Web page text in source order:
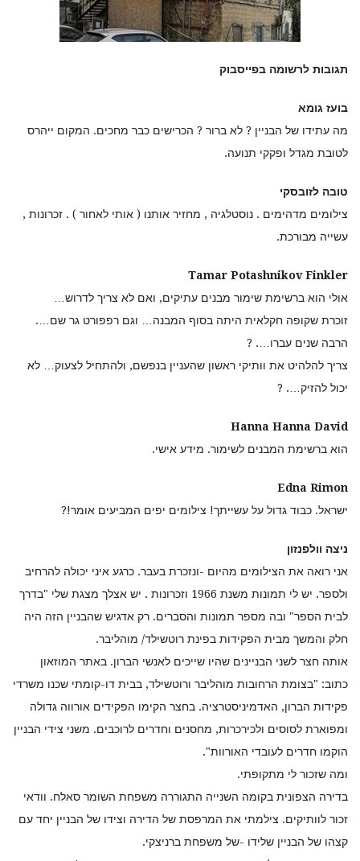
תגובות לרשומה בפייסבוק
בועז גומא
מה עתידו של הבניין ? לא ברור ? הכרישים כבר מחכים. המקום ייהרס
לטובת מגדל ופקקי תנועה.
טובה לזובסקי
צילומים מדהימים . נוסטלגיה , מחזיר אותנו ( אותי לאחור ) . זכרונות ,
עשייה מבורכת.
Tamar Potashnikov Finkler
אולי הוא ברשימת שימור מבנים עתיקים, ואם לא צריך לדרוש…
זוכרת שקופה חקלאית היתה בסוף המבנה… וגם רפפורט גר שם….
הרבה שנים עברו…. ?
צריך להלהיט את וותיקי ראשון שהעניין בנפשם, ולהתחיל לצעוק… לא
יכול להזיק…. ?
Hanna Hanna David
הוא ברשימת המבנים לשימור. מידע אישי.
Edna Rimon
ישראל. כבוד גדול על עשייתך! צילומים יפים המביעים אומר!?
ניצה וולפנזון
אני רואה את הצילומים מהיום -ונזכרת בעבר. כרגע איני יכולה להרחיב
ולספר. יש לי תמונות משנת 1966 וזכרונות . יש אצלך מצגת שלי "בדרך
לבית הספר" ובה מספר תמונות והסברים. רק אדגיש שהבניין הזה היה
חלק והמשך מבית הפקידות בפינת רוטשילד/ מוהליבר.
אותה חצר לשני הבניינים שהיו שייכים לאנשי הברון. באתר המוזאון
כתוב: "בצומת הרחובות מוהליבר ורוטשילד, בבית דו-קומתי שכנו משרדי
פקידות הברון, האדמיניסטרציה. בחצר הקימו הפקידים אורווה גדולה
ומפוארת לסוסים ולכירכרות, מחסנים וחדרים לרוכבים. משני צידי הבניין
הוקמו חדרים לעובדי האורוות".
ומה שזכור לי מתקופתי.
בדירה הצפונית בקומה השנייה התגוררה משפחת השומר סאלח. וודאי
זכור לוותיקים. צילמתי את המרפסת של הדירה וצידו של הבניין יחד עם
קצהו של הבניין שלידו -של משפחת ברניצקי.